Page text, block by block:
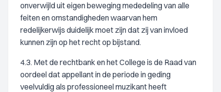
onverwijld uit eigen beweging mededeling van alle
feiten en omstandigheden waarvan hem
redelijkerwijs duidelijk moet zijn dat zij van invloed
kunnen zijn op het recht op bijstand.
4.3. Met de rechtbank en het College is de Raad van
oordeel dat appellant in de periode in geding
veelvuldig als professioneel muzikant heeft